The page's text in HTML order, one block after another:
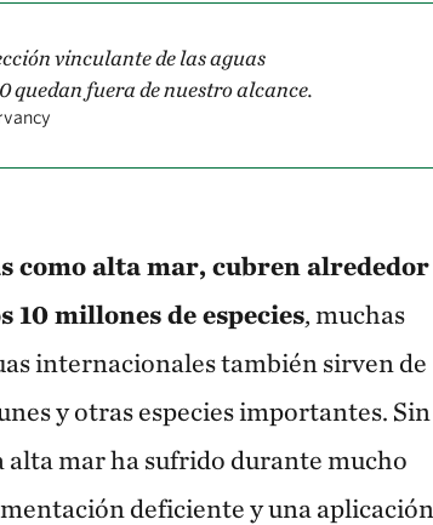
vinculante de las aguas
quedan fuera de nuestro alcance.
como alta mar, cubren alrededor
10 millones de especies, muchas
internacionales también sirven de
y otras especies importantes. Sin
alta mar ha sufrido durante mucho
deficiente y una aplicación